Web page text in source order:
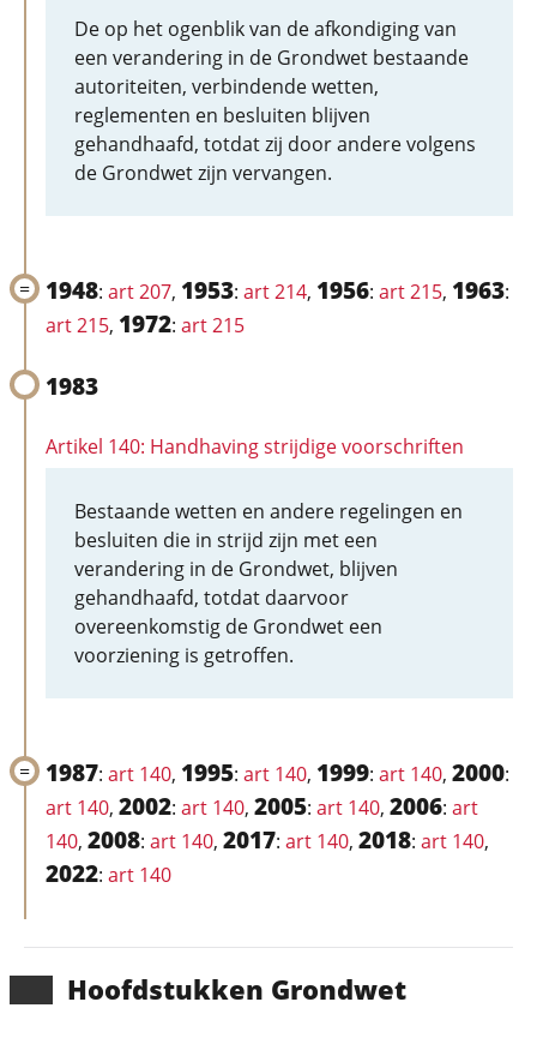
Hoofd­stukken Grondwet
De op het ogenblik van de afkondiging van
een verandering in de Grondwet bestaande
autoriteiten, verbindende wetten,
reglementen en besluiten blijven
gehandhaafd, totdat zij door andere volgens
de Grondwet zijn vervangen.
1948: art 207, 1953: art 214, 1956: art 215, 1963:
art 215, 1972: art 215
1983
Artikel 140: Handhaving strijdige voorschriften
Bestaande wetten en andere regelingen en
besluiten die in strijd zijn met een
verandering in de Grondwet, blijven
gehandhaafd, totdat daarvoor
overeenkomstig de Grondwet een
voorziening is getroffen.
1987: art 140, 1995: art 140, 1999: art 140, 2000:
art 140, 2002: art 140, 2005: art 140, 2006: art
140, 2008: art 140, 2017: art 140, 2018: art 140,
2022: art 140